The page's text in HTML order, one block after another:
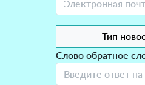
Тип
Слово обратное